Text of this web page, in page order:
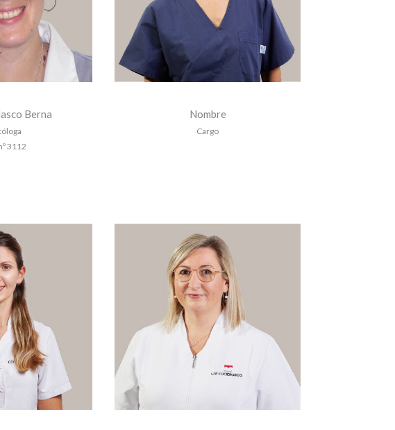
Berna
3112
Nombre
Cargo